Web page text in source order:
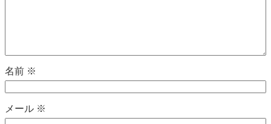
名前 ※
メール ※